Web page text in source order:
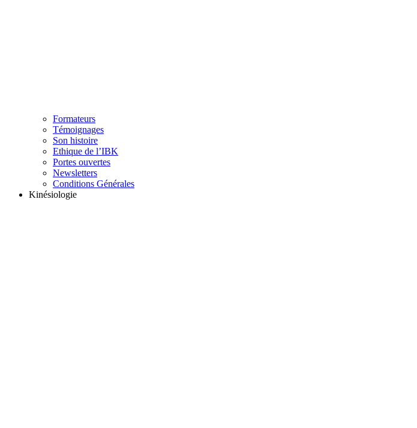
Formateurs
Témoignages
Son histoire
Ethique de l’IBK
Portes ouvertes
Newsletters
Conditions Générales
Kinésiologie